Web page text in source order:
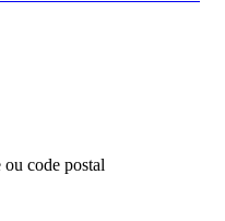
code postal